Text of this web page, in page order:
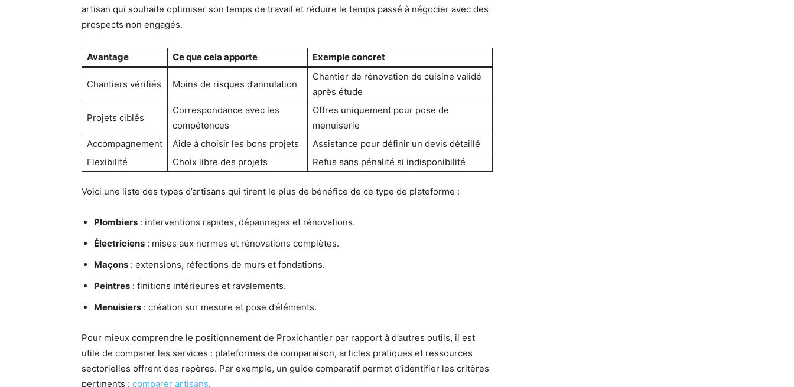
artisan qui souhaite optimiser son temps de travail et réduire le temps passé à négocier avec des
prospects non engagés.
Avantage Ce que cela apporte Exemple concret
Chantiers vérifiés Moins de risques d’annulation
Chantier de rénovation de cuisine validé
après étude
Projets ciblés
Correspondance avec les
compétences
Offres uniquement pour pose de
menuiserie
Accompagnement
Aide à choisir les bons projets
Assistance pour définir un devis détaillé
Flexibilité
Choix libre des projets Refus sans pénalité si indisponibilité
Voici une liste des types d’artisans qui tirent le plus de bénéfice de ce type de plateforme :
Plombiers : interventions rapides, dépannages et rénovations.
Électriciens : mises aux normes et rénovations complètes.
Maçons : extensions, réfections de murs et fondations.
Peintres : finitions intérieures et ravalements.
Menuisiers : création sur mesure et pose d’éléments.
Pour mieux comprendre le positionnement de Proxichantier par rapport à d’autres outils, il est
utile de comparer les services : plateformes de comparaison, articles pratiques et ressources
sectorielles offrent des repères. Par exemple, un guide comparatif permet d’identifier les critères
pertinents : comparer artisans.